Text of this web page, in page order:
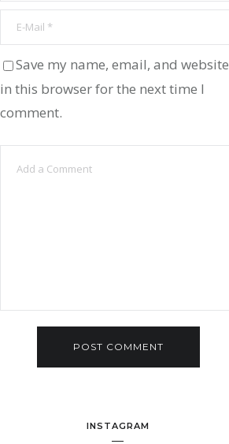
Save my name, email, and website
in this browser for the next time I
comment.
INSTAGRAM